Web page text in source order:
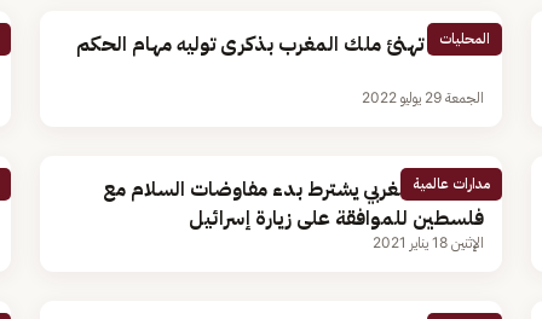
المحليات
القيادة تهنئ ملك المغرب بذكرى توليه مهام الحكم
الجمعة 29 يوليو 2022
مدارات عالمية
العاهل المغربي يشترط بدء مفاوضات السلام مع
فلسطين للموافقة على زيارة إسرائيل
الإثنين 18 يناير 2021